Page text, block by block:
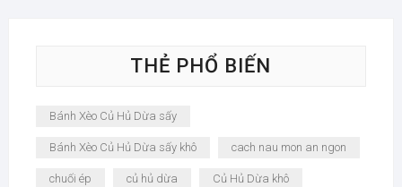
THẺ PHỔ BIẾN
Bánh Xèo Củ Hủ Dừa sấy
Bánh Xèo Củ Hủ Dừa sấy khô cach nau mon an ngon
chuối ép củ hủ dừa Củ Hủ Dừa khô